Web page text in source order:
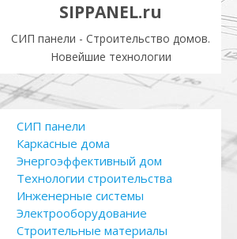
SIPPANEL.ru
СИП панели - Строительство домов.
Новейшие технологии
СИП панели
Каркасные дома
Энергоэффективный дом
Технологии строительства
Инженерные системы
Электрооборудование
Строительные материалы